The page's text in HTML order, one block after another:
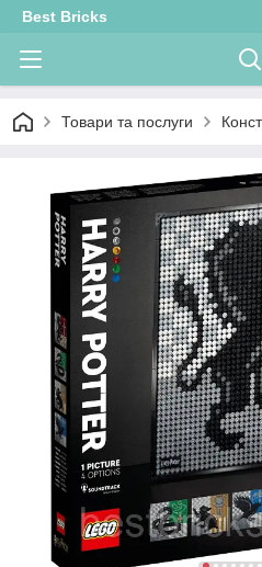
Best Bricks
Товари та послуги